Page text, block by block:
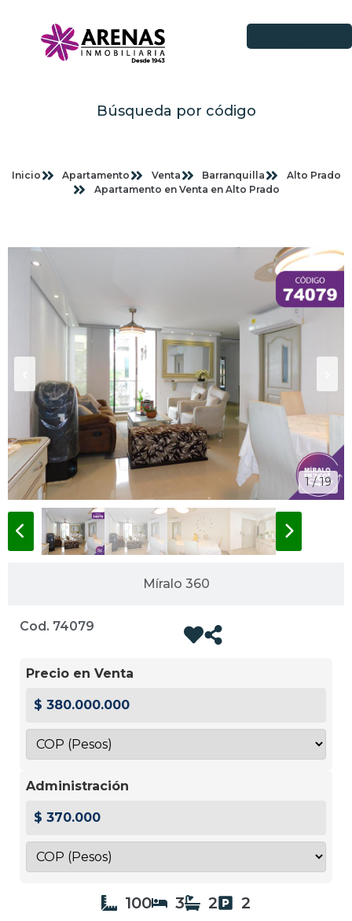
Búsqueda por código
Inicio Apartamento Venta Barranquilla
Alto Prado
Apartamento en Venta en Alto Prado
Míralo 360
1 / 19
Cod. 74079
Precio en Venta
$ 380.000.000
Administración
$ 370.000
100 3 2 2